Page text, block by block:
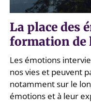
La place des
formation de
Les émotions
nos vies et peuvent
notamment sur le
émotions et à leur